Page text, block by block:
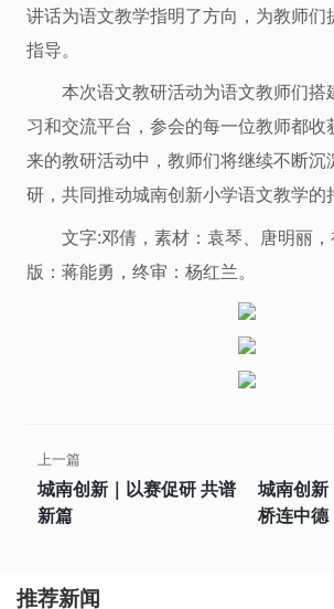
讲话为语文教学指明了方向，为教师们
指导。
本次语文教研活动为语文教师们搭
习和交流平台，参会的每一位教师都收
来的教研活动中，教师们将继续不断沉
研，共同推动城南创新小学语文教学的
文字:邓倩，素材：袁琴、唐明丽，
版：蒋能勇，终审：杨红兰。
上一篇
城南创新｜以赛促研 共谱
新篇
城南创新
桥连中德
推荐新闻